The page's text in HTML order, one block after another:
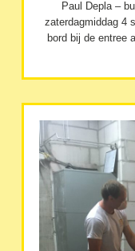
Paul Depla –
zaterdagmiddag 4
bord bij de entree